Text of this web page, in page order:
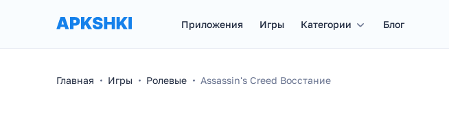
Приложения Игры Категории Блог
Главная Игры Ролевые Assassin's Creed Восстание